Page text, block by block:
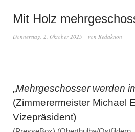
Mit Holz
Donnerstag, 2. Oktober 2025 von Redaktion
„Mehrgeschosser werden
(Zimmerermeister Michael
Vizepräsident)